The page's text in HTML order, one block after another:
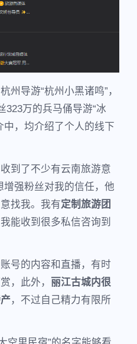
州导游“杭州小黑诸鸣”，
323万的兵马俑导游“冰
中，均介绍了个人的线下
到了不少有云南旅游意
增强粉丝对我的信任，他
找我。我有定制旅游团
能收到很多私信咨询到
号的内容和直播，有时
，此外， 丽江古城内很
，不过自己精力有限所